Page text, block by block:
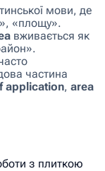
мови, де
«площу».
вживається як
частина
application, area
з плиткою